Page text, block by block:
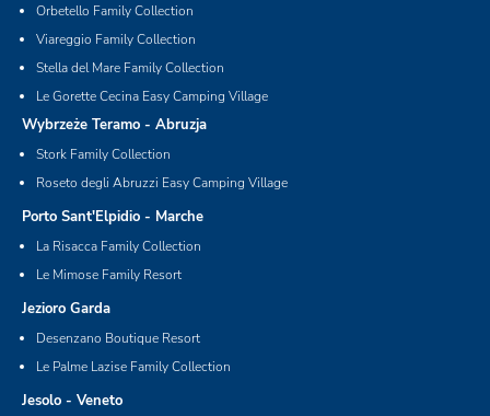
Orbetello Family Collection
Viareggio Family Collection
Stella del Mare Family Collection
Le Gorette Cecina Easy Camping Village
Wybrzeże Teramo - Abruzja
Stork Family Collection
Roseto degli Abruzzi Easy Camping Village
Porto Sant'Elpidio - Marche
La Risacca Family Collection
Le Mimose Family Resort
Jezioro Garda
Desenzano Boutique Resort
Le Palme Lazise Family Collection
Jesolo - Veneto